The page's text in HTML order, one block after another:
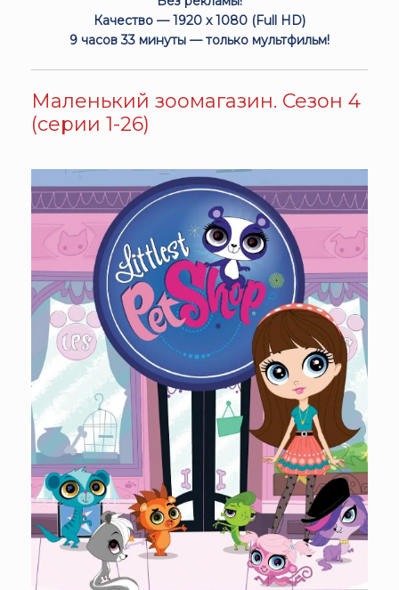
Качество — 1920 x 1080 (Full HD)
9 часов 33 минуты — только мультфильм!
Маленький зоомагазин. Сезон 4
(серии 1-26)